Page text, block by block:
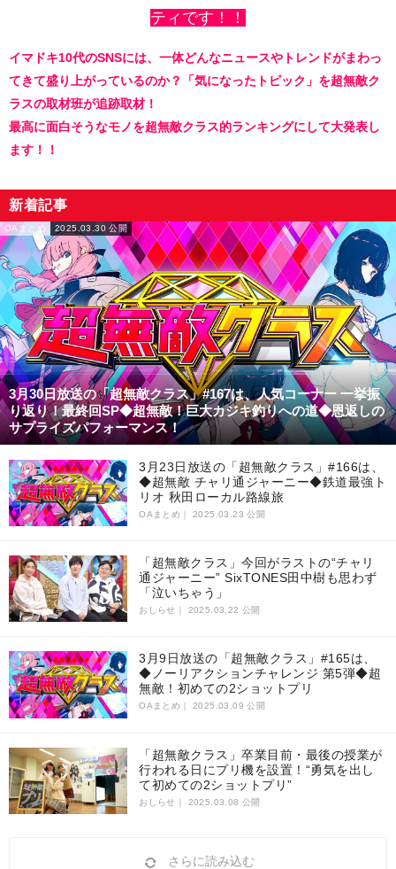
ティです！！
イマドキ10代のSNSには、一体どんなニュースやトレンドがまわっ
てきて盛り上がっているのか？「気になったトピック」を超無敵ク
ラスの取材班が追跡取材！
最高に面白そうなモノを超無敵クラス的ランキングにして大発表し
ます！！
新着記事
3月30日放送の「超無敵クラス」#167は、人気コーナー 一挙振
り返り！最終回SP◆超無敵！巨大カジキ釣りへの道◆恩返しの
サプライズパフォーマンス！
OAまとめ 2025.03.30 公開
3月23日放送の「超無敵クラス」#166は、
◆超無敵 チャリ通ジャーニー◆鉄道最強ト
リオ 秋田ローカル路線旅
OAまとめ｜ 2025.03.23 公開
「超無敵クラス」今回がラストの“チャリ
通ジャーニー” SixTONES田中樹も思わず
「泣いちゃう」
おしらせ｜ 2025.03.22 公開
3月9日放送の「超無敵クラス」#165は、
◆ノーリアクションチャレンジ 第5弾◆超
無敵！初めての2ショットプリ
OAまとめ｜ 2025.03.09 公開
「超無敵クラス」卒業目前・最後の授業が
行われる日にプリ機を設置！“勇気を出し
て初めての2ショットプリ”
おしらせ｜ 2025.03.08 公開
さらに読み込む